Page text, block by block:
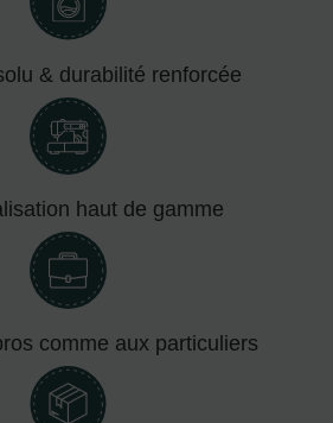
& durabilité renforcée
haut de gamme
comme aux particuliers